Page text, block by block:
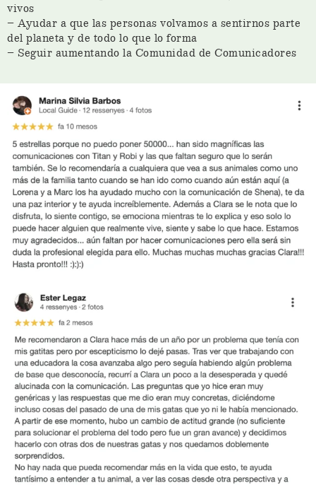
vivos
– Ayudar a que las personas volvamos a sentirnos parte
del planeta y de todo lo que lo forma
– Seguir aumentando la Comunidad de Comunicadores